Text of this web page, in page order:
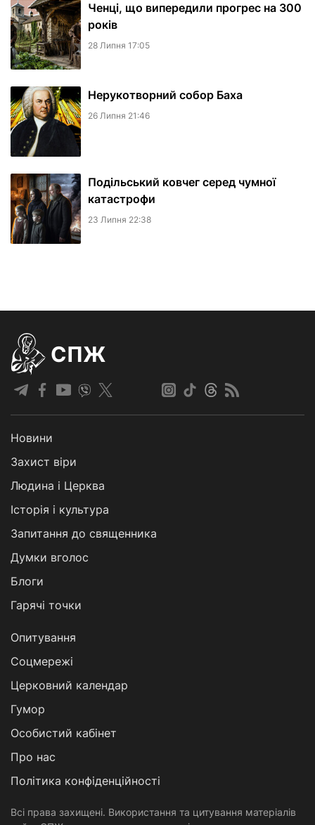
Ченці, що випередили прогрес на 300
років
28 Липня 17:05
Нерукотворний собор Баха
26 Липня 21:46
Подільський ковчег серед чумної
катастрофи
23 Липня 22:38
СПЖ
Новини
Захист віри
Людина і Церква
Історія і культура
Запитання до священника
Думки вголос
Блоги
Гарячі точки
Опитування
Соцмережі
Церковний календар
Гумор
Особистий кабінет
Про нас
Політика конфіденційності
Всі права захищені. Використання та цитування матеріалів